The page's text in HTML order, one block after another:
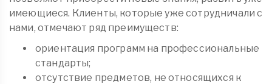
имеющиеся. Клиенты, которые уже сотрудничали с
нами, отмечают ряд преимуществ:
ориентация программ на профессиональные
стандарты;
отсутствие предметов, не относящихся к